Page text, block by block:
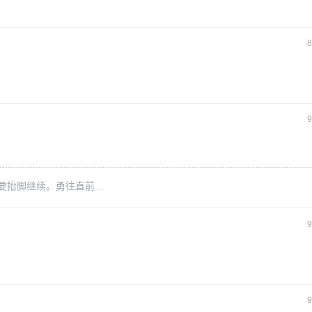
抬脚继续。勇往直前...